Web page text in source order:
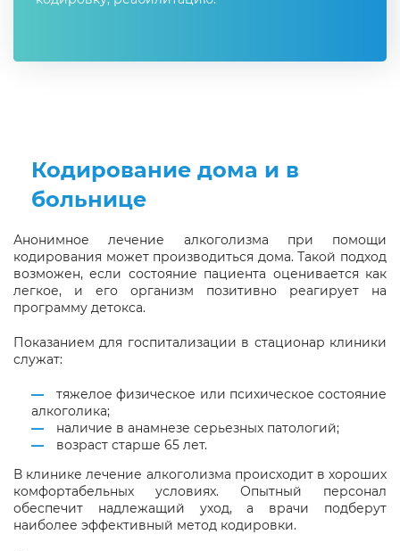
Кодирование дома и в
больнице
Анонимное лечение алкоголизма при помощи
кодирования может производиться дома. Такой подход
возможен, если состояние пациента оценивается как
легкое, и его организм позитивно реагирует на
программу детокса.
Показанием для госпитализации в стационар клиники
служат:
тяжелое физическое или психическое состояние
алкоголика;
наличие в анамнезе серьезных патологий;
возраст старше 65 лет.
В клинике лечение алкоголизма происходит в хороших
комфортабельных условиях. Опытный персонал
обеспечит надлежащий уход, а врачи подберут
наиболее эффективный метод кодировки.